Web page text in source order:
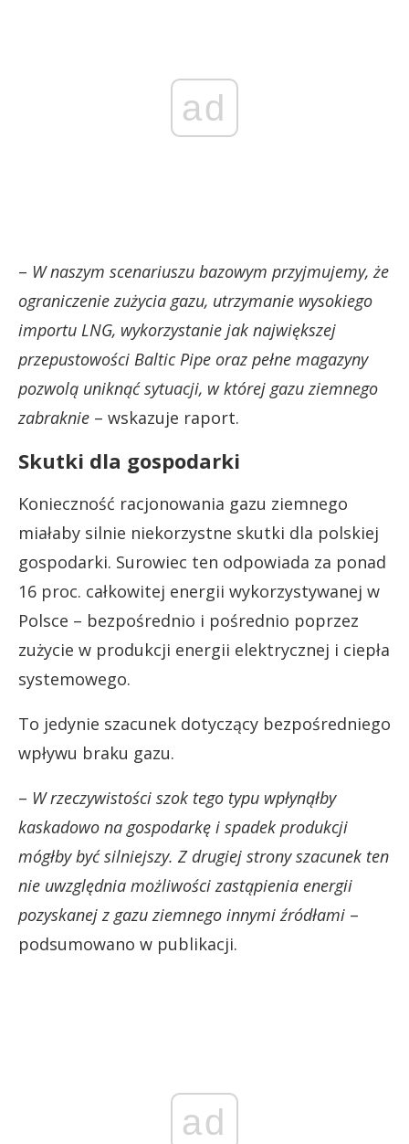
ad
– W naszym scenariuszu bazowym przyjmujemy, że
ograniczenie zużycia gazu, utrzymanie wysokiego
importu LNG, wykorzystanie jak największej
przepustowości Baltic Pipe oraz pełne magazyny
pozwolą uniknąć sytuacji, w której gazu ziemnego
zabraknie – wskazuje raport.
Skutki dla gospodarki
Konieczność racjonowania gazu ziemnego
miałaby silnie niekorzystne skutki dla polskiej
gospodarki. Surowiec ten odpowiada za ponad
16 proc. całkowitej energii wykorzystywanej w
Polsce – bezpośrednio i pośrednio poprzez
zużycie w produkcji energii elektrycznej i ciepła
systemowego.
To jedynie szacunek dotyczący bezpośredniego
wpływu braku gazu.
– W rzeczywistości szok tego typu wpłynąłby
kaskadowo na gospodarkę i spadek produkcji
mógłby być silniejszy. Z drugiej strony szacunek ten
nie uwzględnia możliwości zastąpienia energii
pozyskanej z gazu ziemnego innymi źródłami –
podsumowano w publikacji.
ad